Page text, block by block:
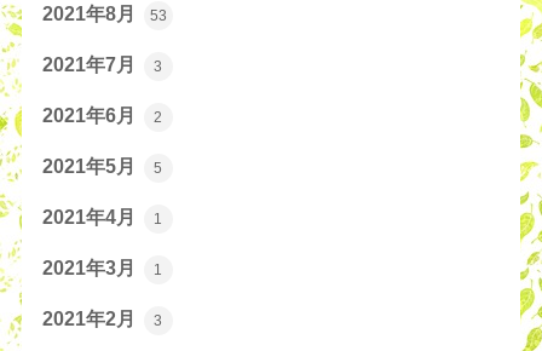
2021年8月 53
2021年7月 3
2021年6月 2
2021年5月 5
2021年4月 1
2021年3月 1
2021年2月 3